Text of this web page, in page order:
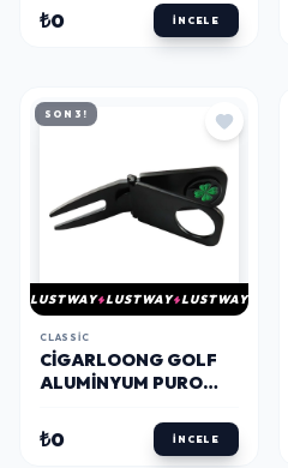
SIYAH
₺0 İNCELE
SON 3!
LUSTWAY LUSTWAY LUSTWAY
CLASSIC
CIGARLOONG GOLF
ALUMINYUM PURO
SIYAH
₺0 İNCELE